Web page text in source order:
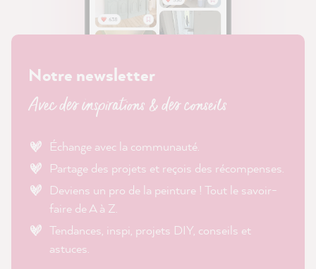
Notre newsletter
Avec des inspirations & des conseils
Échange avec la communauté.
Partage des projets et reçois des récompenses.
Deviens un pro de la peinture ! Tout le savoir-
faire de A à Z.
Tendances, inspi, projets DIY, conseils et
astuces.